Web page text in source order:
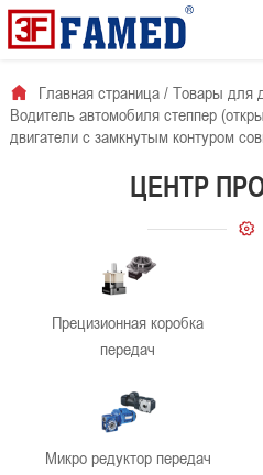
Главная
для
Количество
компании
контакты
Главная страница/ Товары для
Водитель автомобиля степпер
двигатели с замкнутым контуром
ЦЕНТР
Прецизионная коробка
передач
Микро редуктор передач